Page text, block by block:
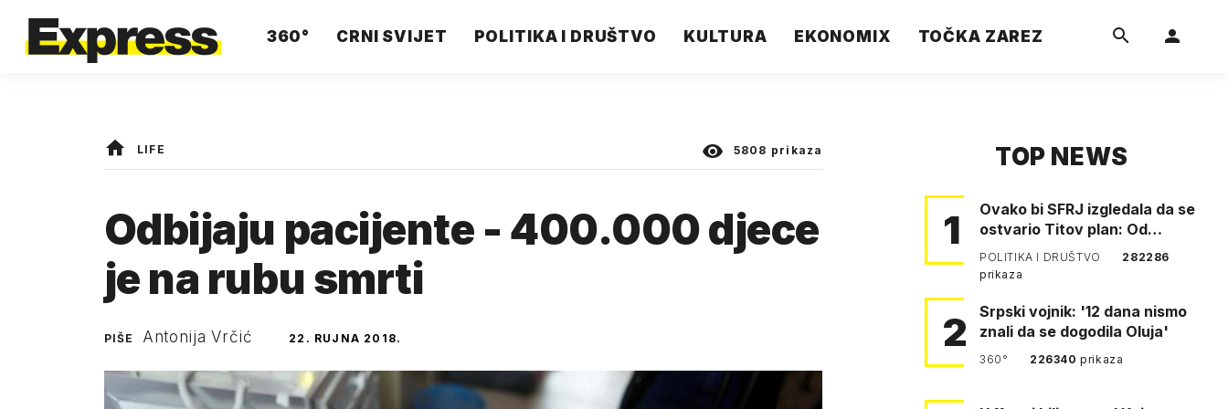
360° CRNI SVIJET POLITIKA I DRUŠTVO KULTURA EKONOMIX TOČKA ZAREZ
LIFE 5808 prikaza
Odbijaju pacijente - 400.000 djece
je na rubu smrti
PIŠE Antonija Vrčić 22. RUJNA 2018.
TOP NEWS
1
Ovako bi SFRJ izgledala da se
ostvario Titov plan: Od
Klagenfurta do Istanbula!
POLITIKA I DRUŠTVO
282286
prikaza
2
Srpski vojnik: '12 dana nismo
znali da se dogodila Oluja'
360° 226340prikaza